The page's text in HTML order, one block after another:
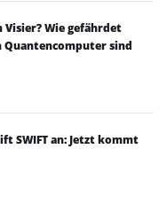
Wie gefährdet
Quantencomputer sind
SWIFT an: Jetzt kommt